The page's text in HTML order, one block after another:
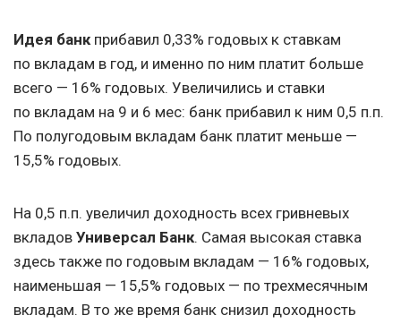
Идея банкприбавил 0,33% годовых к ставкам
по вкладам в год, и именно по ним платит больше
всего — 16% годовых. Увеличились и ставки
по вкладам на 9 и 6 мес: банк прибавил к ним 0,5 п.п.
По полугодовым вкладам банк платит меньше —
15,5% годовых.
На 0,5 п.п. увеличил доходность всех гривневых
вкладов Универсал Банк. Самая высокая ставка
здесь также по годовым вкладам — 16% годовых,
наименьшая — 15,5% годовых — по трехмесячным
вкладам. В то же время банк снизил доходность